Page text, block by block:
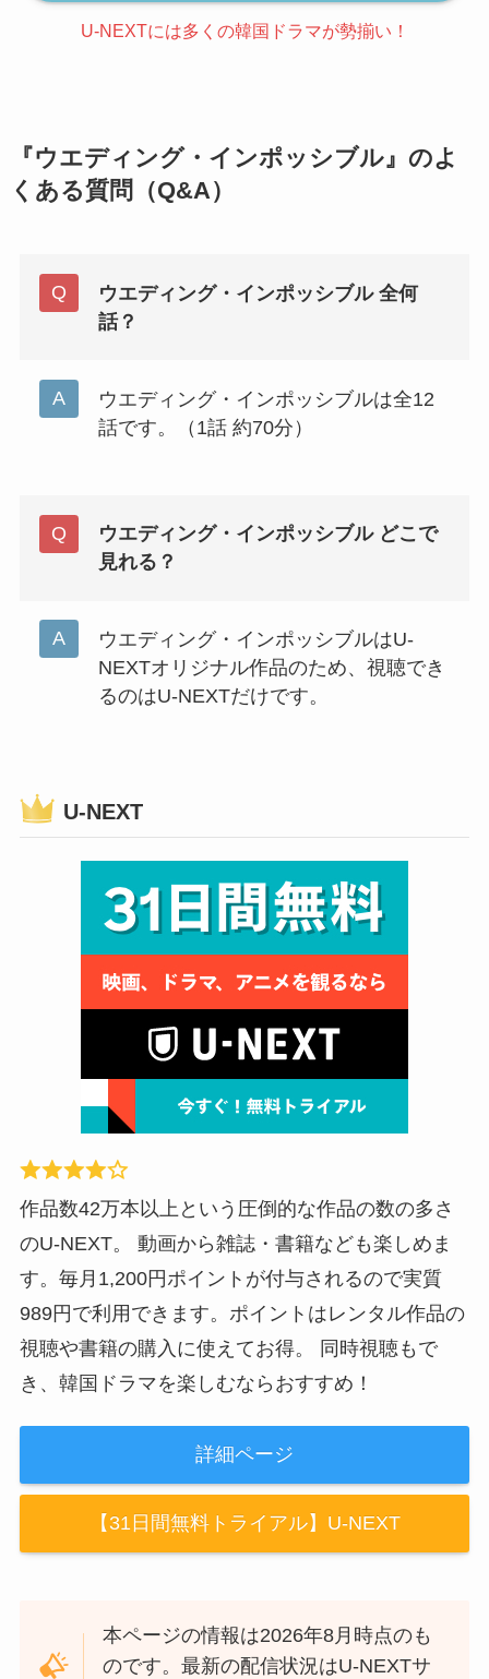
U-NEXTには多くの韓国ドラマが勢揃い！
『ウエディング・インポッシブル』のよ
くある質問（Q&A）
ウエディング・インポッシブル 全何
話？
ウエディング・インポッシブルは全12
話です。（1話 約70分）
ウエディング・インポッシブル どこで
見れる？
ウエディング・インポッシブルはU-
NEXTオリジナル作品のため、視聴でき
るのはU-NEXTだけです。
U-NEXT
作品数42万本以上という圧倒的な作品の数の多さ
のU-NEXT。 動画から雑誌・書籍なども楽しめま
す。毎月1,200円ポイントが付与されるので実質
989円で利用できます。ポイントはレンタル作品の
視聴や書籍の購入に使えてお得。 同時視聴もで
き、韓国ドラマを楽しむならおすすめ！
詳細ページ
【31日間無料トライアル】U-NEXT
本ページの情報は2026年8月時点のも
のです。最新の配信状況はU-NEXTサ